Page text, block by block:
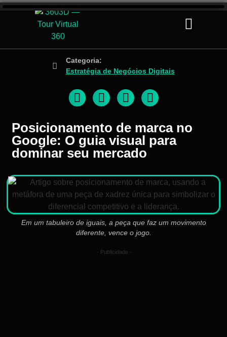
Categoria:
Estratégia de Negócios Digitais
Posicionamento de marca no
Google: O guia visual para
dominar seu mercado
Em um tabuleiro de iguais, a peça que faz um movimento
diferente, vence o jogo.
- Publicidade -